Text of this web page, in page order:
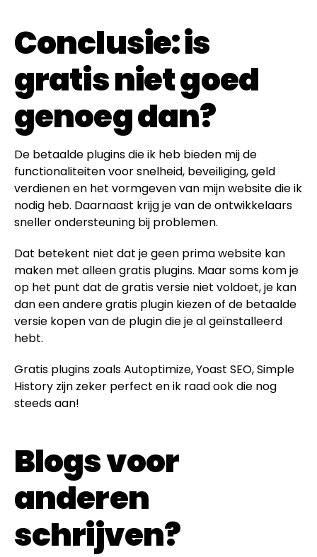
Conclusie: is
gratis niet goed
genoeg dan?
De betaalde plugins die ik heb bieden mij de
functionaliteiten voor snelheid, beveiliging, geld
verdienen en het vormgeven van mijn website die ik
nodig heb. Daarnaast krijg je van de ontwikkelaars
sneller ondersteuning bij problemen.
Dat betekent niet dat je geen prima website kan
maken met alleen gratis plugins. Maar soms kom je
op het punt dat de gratis versie niet voldoet, je kan
dan een andere gratis plugin kiezen of de betaalde
versie kopen van de plugin die je al geïnstalleerd
hebt.
Gratis plugins zoals Autoptimize, Yoast SEO, Simple
History zijn zeker perfect en ik raad ook die nog
steeds aan!
Blogs voor
anderen
schrijven?